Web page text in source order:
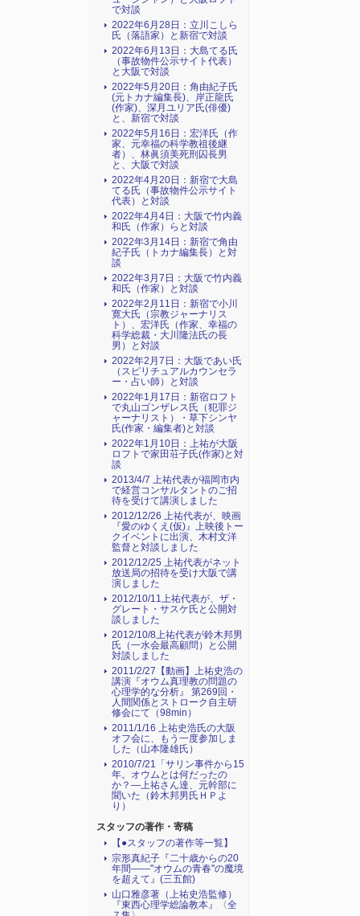
で対談
2022年6月28日：立川こしら
氏（落語家）と新宿で対談
2022年6月13日：大島てる氏
（事故物件公示サイト代表）
と大阪で対談
2022年5月20日：角由紀子氏
(元トカナ編集長)、岸正龍氏
(作家)、深月ユリア氏(俳優)
と、新宿で対談
2022年5月16日：宏洋氏（作
家、元幸福の科学教祖後継
者）、林眞須美死刑囚長男
と、大阪で対談
2022年4月20日：新宿で大島
てる氏（事故物件公示サイト
代表）と対談
2022年4月4日：大阪で竹内義
和氏（作家）らと対談
2022年3月14日：新宿で角由
紀子氏（トカナ編集長）と対
談
2022年3月7日：大阪で竹内義
和氏（作家）と対談
2022年2月11日：新宿で小川
寛大氏（宗教ジャーナリス
ト）、宏洋氏（作家、幸福の
科学総裁・大川隆法氏の長
男）と対談
2022年2月7日：大阪であい氏
（スピリチュアルカウンセラ
ー・占い師）と対談
2022年1月17日：新宿ロフト
で丸山ゴンザレス氏（犯罪ジ
ャーナリスト）・草下シンヤ
氏(作家・編集者)と対談
2022年1月10日：上祐が大阪
ロフトで家田荘子氏(作家)と対
談
2013/4/7 上祐代表が福岡市内
で経営コンサルタントのご招
待を受けて講演しました
2012/12/26 上祐代表が、映画
『愛のゆくえ(仮)』上映後トー
クイベントに出演、木村文洋
監督と対談しました
2012/12/25 上祐代表がネット
放送局の招待を受け大阪で講
演しました
2012/10/11上祐代表が、ザ・
グレート・サスケ氏と公開対
談しました
2012/10/8上祐代表が鈴木邦男
氏（一水会最高顧問）と公開
対談しました
2011/2/27【動画】上祐史浩の
講演『オウム真理教の問題の
心理学的な分析』 第269回・
人間関係とストローク自主研
修会にて（98min）
2011/1/16 上祐史浩氏の大阪
オフ会に、もう一度参加しま
した（山本隆雄氏）
2010/7/21「サリン事件から15
年。オウムとは何だったの
か？―上祐さん達、元幹部に
聞いた（鈴木邦男氏ＨＰよ
り）
スタッフの著作・寄稿
【●スタッフの著作等一覧】
宗形真紀子『二十歳からの20
年間――"オウムの青春"の魔境
を超えて』(三五館)
山口雅彦著（上祐史浩監修）
『東西心理学総論教本』〈全